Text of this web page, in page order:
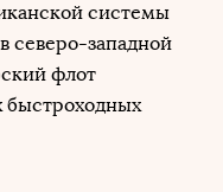
системы
северо-западной
флот
быстроходных